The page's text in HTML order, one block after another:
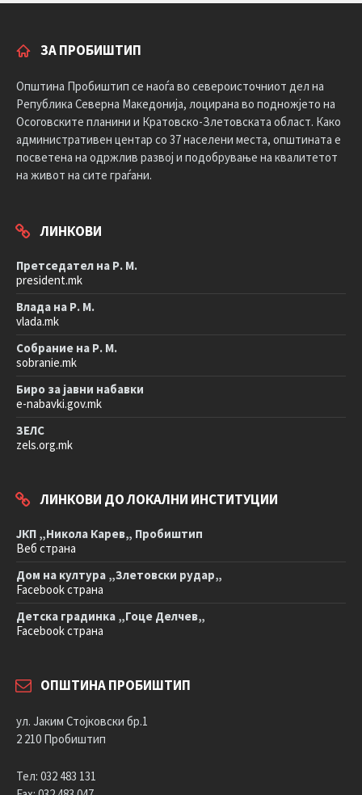
ЗА ПРОБИШТИП
Општина Пробиштип се наоѓа во североисточниот дел на
Република Северна Македонија, лоцирана во подножјето на
Осоговските планини и Кратовско-Злетовската област. Како
административен центар со 37 населени места, општината е
посветена на одржлив развој и подобрување на квалитетот
на живот на сите граѓани.
ЛИНКОВИ
Претседател на Р. М.
president.mk
Влада на Р. М.
vlada.mk
Собрание на Р. М.
sobranie.mk
Биро за јавни набавки
e-nabavki.gov.mk
ЗЕЛС
zels.org.mk
ЛИНКОВИ ДО ЛОКАЛНИ ИНСТИТУЦИИ
ЈКП „Никола Карев„ Пробиштип
Веб страна
Дом на култура „Злетовски рудар„
Facebook страна
Детска градинка „Гоце Делчев„
Facebook страна
ОПШТИНА ПРОБИШТИП
ул. Јаким Стојковски бр.1
2 210 Пробиштип
Тел: 032 483 131